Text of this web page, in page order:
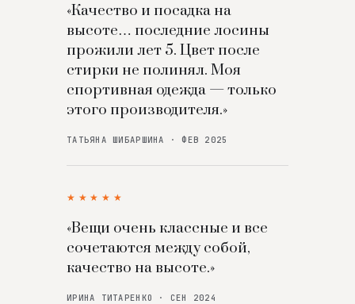
«Качество и посадка на
высоте… последние лосины
прожили лет 5. Цвет после
стирки не полинял. Моя
спортивная одежда — только
этого производителя.»
ТАТЬЯНА ШИБАРШИНА · ФЕВ 2025
★★★★★
«Вещи очень классные и все
сочетаются между собой,
качество на высоте.»
ИРИНА ТИТАРЕНКО · СЕН 2024